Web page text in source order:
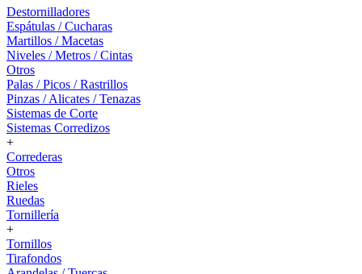
Destornilladores
Espátulas / Cucharas
Martillos / Macetas
Niveles / Metros / Cintas
Otros
Palas / Picos / Rastrillos
Pinzas / Alicates / Tenazas
Sistemas de Corte
Sistemas Corredizos
+
Correderas
Otros
Rieles
Ruedas
Tornillería
+
Tornillos
Tirafondos